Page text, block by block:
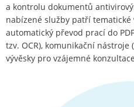
a kontrolu dokumentů
nabízené služby patří
automatický převod prací do
tzv. OCR), komunikační
vývěsky pro vzájemné